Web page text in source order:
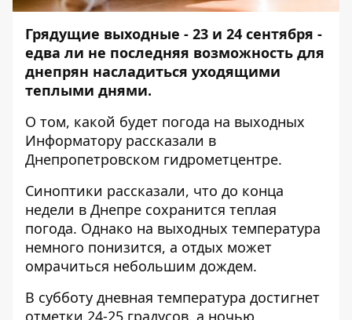
Грядущие выходные - 23 и 24 сентября -
едва ли не последняя возможность для
днепрян насладиться уходящими
теплыми днями.
О том, какой будет погода на выходных
Информатору рассказали в
Днепропетровском гидрометцентре.
Синоптики рассказали, что до конца
недели в Днепре сохранится теплая
погода. Однако на выходных температура
немного понизится, а отдых может
омрачиться небольшим дождем.
В субботу дневная температура достигнет
отметки 24-25 градусов, а ночью